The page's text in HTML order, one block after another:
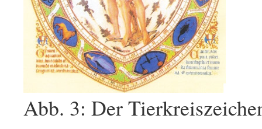
Abb. 3: Der